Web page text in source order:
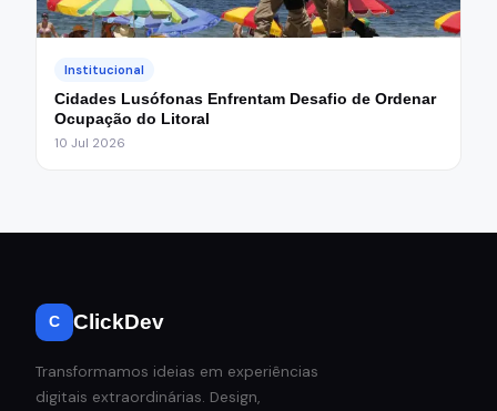
Institucional
Cidades Lusófonas Enfrentam Desafio de Ordenar
Ocupação do Litoral
10 Jul 2026
C ClickDev
Transformamos ideias em experiências
digitais extraordinárias. Design,